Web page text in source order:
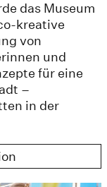
das Museum
kreative
von
und
für eine
–
in der